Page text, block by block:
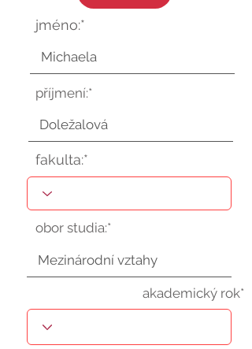
jméno:*
příjmení:*
fakulta:*
obor studia:*
akademický rok*